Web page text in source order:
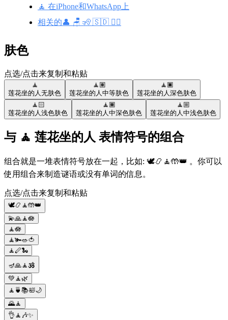
🧘 在iPhone和WhatsApp上
相关的👤 🪑 🧏 🇸🇩 🦸‍♀️
肤色
点选/点击来复制和粘贴
🧘
莲花坐的人 无肤色
🧘🏽
莲花坐的人 中等肤色
🧘🏿
莲花坐的人 深色肤色
🧘🏻
莲花坐的人 浅色肤色
🧘🏾
莲花坐的人 中深色肤色
🧘🏼
莲花坐的人 中浅色肤色
与 🧘 莲花坐的人 表情符号的组合
组合就是一堆表情符号放在一起，比如: 🕊️📿🧘🤲👑 。你可以
使用组合来制造谜语或没有单词的信息。
点选/点击来复制和粘贴
🕊️📿🧘🤲👑
💫🙏🧘🪷
🧘🪷
🧘🫚🥗🍅
🧘🪈🐍
🪔🙏🧘🕉️
💚🧘🌿
🧘🍵📚🛀🌙
🌄🧘
👌🧘🎶✨